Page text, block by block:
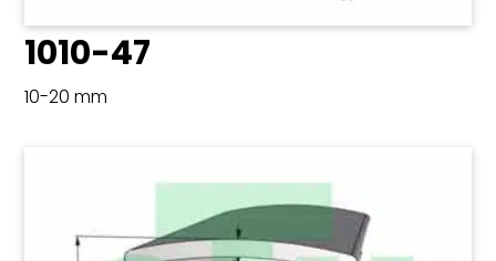
1010-47
10-20 mm